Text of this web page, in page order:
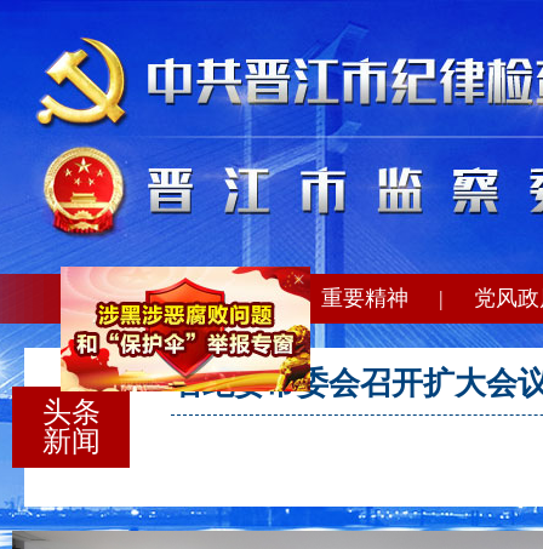
信息公开 | 重要精神 | 党风
头条
新闻
省纪委常委会召开扩大会
×